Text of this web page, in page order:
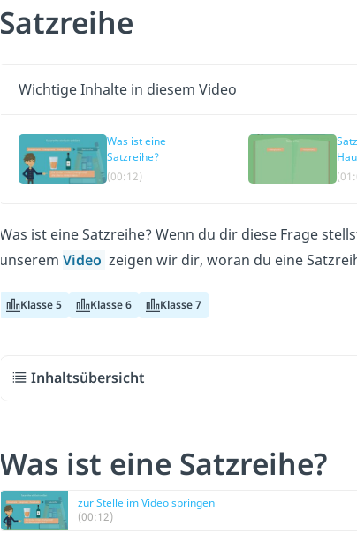
Satzreihe
Wichtige Inhalte in diesem Video
Was ist eine
Satzreihe?
(00:12)
Was ist eine Satzreihe? Wenn du dir diese Frage
unserem Video zeigen wir dir, woran du eine
Klasse 5 Klasse 6 Klasse 7
Inhaltsübersicht
Was ist eine Satzreihe?
zur Stelle im Video springen
(00:12)